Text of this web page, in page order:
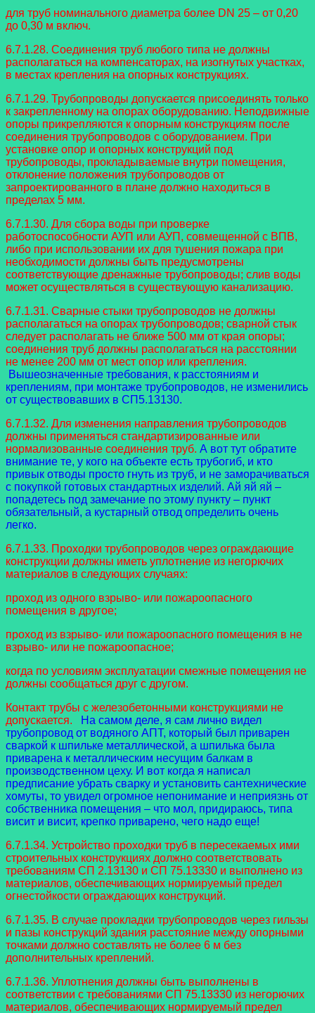
для труб номинального диаметра более DN 25 – от 0,20
до 0,30 м включ.
6.7.1.28. Соединения труб любого типа не должны
располагаться на компенсаторах, на изогнутых участках,
в местах крепления на опорных конструкциях.
6.7.1.29. Трубопроводы допускается присоединять только
к закрепленному на опорах оборудованию. Неподвижные
опоры прикрепляются к опорным конструкциям после
соединения трубопроводов с оборудованием. При
установке опор и опорных конструкций под
трубопроводы, прокладываемые внутри помещения,
отклонение положения трубопроводов от
запроектированного в плане должно находиться в
пределах 5 мм.
6.7.1.30. Для сбора воды при проверке
работоспособности АУП или АУП, совмещенной с ВПВ,
либо при использовании их для тушения пожара при
необходимости должны быть предусмотрены
соответствующие дренажные трубопроводы; слив воды
может осуществляться в существующую канализацию.
6.7.1.31. Сварные стыки трубопроводов не должны
располагаться на опорах трубопроводов; сварной стык
следует располагать не ближе 500 мм от края опоры;
соединения труб должны располагаться на расстоянии
не менее 200 мм от мест опор или крепления.
Вышеозначенные требования, к расстояниям и
креплениям, при монтаже трубопроводов, не изменились
от существовавших в СП5.13130.
6.7.1.32. Для изменения направления трубопроводов
должны применяться стандартизированные или
нормализованные соединения труб. А вот тут обратите
внимание те, у кого на объекте есть трубогиб, и кто
привык отводы просто гнуть из труб, и не заморачиваться
с покупкой готовых стандартных изделий. Ай яй яй –
попадетесь под замечание по этому пункту – пункт
обязательный, а кустарный отвод определить очень
легко.
6.7.1.33. Проходки трубопроводов через ограждающие
конструкции должны иметь уплотнение из негорючих
материалов в следующих случаях:
проход из одного взрыво- или пожароопасного
помещения в другое;
проход из взрыво- или пожароопасного помещения в не
взрыво- или не пожароопасное;
когда по условиям эксплуатации смежные помещения не
должны сообщаться друг с другом.
Контакт трубы с железобетонными конструкциями не
допускается.
На самом деле, я сам лично видел
трубопровод от водяного АПТ, который был приварен
сваркой к шпильке металлической, а шпилька была
приварена к металлическим несущим балкам в
производственном цеху. И вот когда я написал
предписание убрать сварку и установить сантехнические
хомуты, то увидел огромное непонимание и неприязнь от
собственника помещения – что мол, придираюсь, типа
висит и висит, крепко приварено, чего надо еще!
6.7.1.34. Устройство проходки труб в пересекаемых ими
строительных конструкциях должно соответствовать
требованиям СП 2.13130 и СП 75.13330 и выполнено из
материалов, обеспечивающих нормируемый предел
огнестойкости ограждающих конструкций.
6.7.1.35. В случае прокладки трубопроводов через гильзы
и пазы конструкций здания расстояние между опорными
точками должно составлять не более 6 м без
дополнительных креплений.
6.7.1.36. Уплотнения должны быть выполнены в
соответствии с требованиями СП 75.13330 из негорючих
материалов, обеспечивающих нормируемый предел